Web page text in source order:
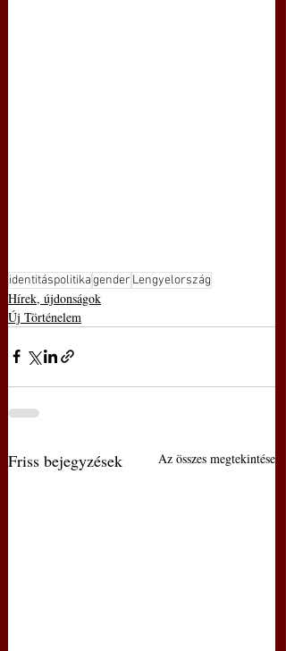
identitáspolitikagender Lengyelország
Hírek, újdonságok
Új Történelem
Friss bejegyzések Az összes megtekintése